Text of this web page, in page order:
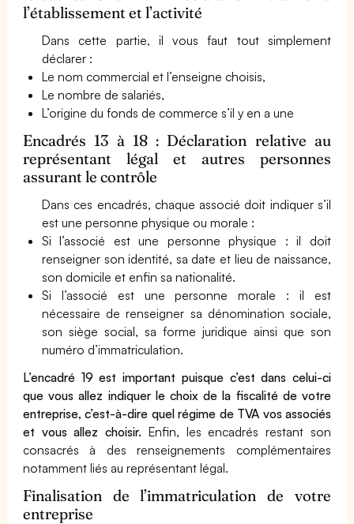
l’établissement et l’activité
Dans cette partie, il vous faut tout simplement
déclarer :
Le nom commercial et l’enseigne choisis,
Le nombre de salariés,
L’origine du fonds de commerce s’il y en a une
Encadrés 13 à 18 : Déclaration relative au
représentant légal et autres personnes
assurant le contrôle
Dans ces encadrés, chaque associé doit indiquer s’il
est une personne physique ou morale :
Si l’associé est une personne physique : il doit
renseigner son identité, sa date et lieu de naissance,
son domicile et enfin sa nationalité.
Si l’associé est une personne morale : il est
nécessaire de renseigner sa dénomination sociale,
son siège social, sa forme juridique ainsi que son
numéro d’immatriculation.
L’encadré 19 est important puisque c’est dans celui-ci
que vous allez indiquer le choix de la fiscalité de votre
entreprise, c’est-à-dire quel régime de TVA vos associés
et vous allez choisir. Enfin, les encadrés restant son
consacrés à des renseignements complémentaires
notamment liés au représentant légal.
Finalisation de l’immatriculation de votre
entreprise